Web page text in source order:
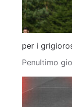
per i
Penultimo